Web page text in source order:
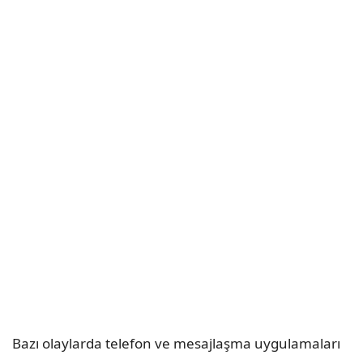
Bazı olaylarda telefon ve mesajlaşma uygulamaları